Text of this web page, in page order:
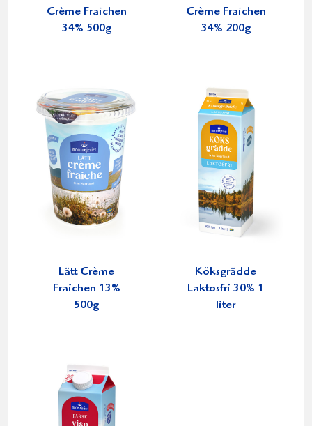
Crème Fraichen
34% 500g
Crème Fraichen
34% 200g
Lätt Crème
Fraichen 13%
500g
Köksgrädde
Laktosfri 30% 1
liter